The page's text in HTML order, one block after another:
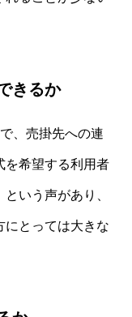
きるか
、売掛先への連
を希望する利用者
いう声があり、
にとっては大きな